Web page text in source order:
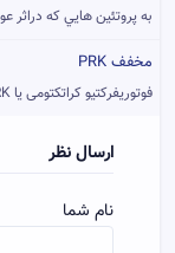
به پروتئين هايي که دراثر
مخفف PRK
فوتوریفرکتیو کراتکتومی یا PRK یا LASEK نوعی روش جراحی لیزری ...
ارسال نظر
نام شما